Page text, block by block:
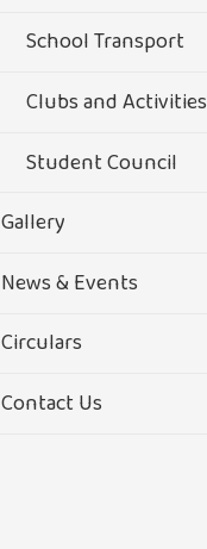
School Transport
Clubs and Activities
Student Council
Gallery
News & Events
Circulars
Contact Us